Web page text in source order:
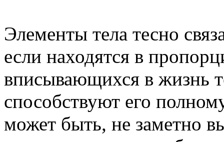
Элементы тела тесно
если находятся в
вписывающихся в жизнь
способствуют его
может быть, не заметно